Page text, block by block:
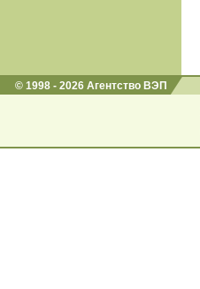
© 1998 - 2026 Агентство ВЭП